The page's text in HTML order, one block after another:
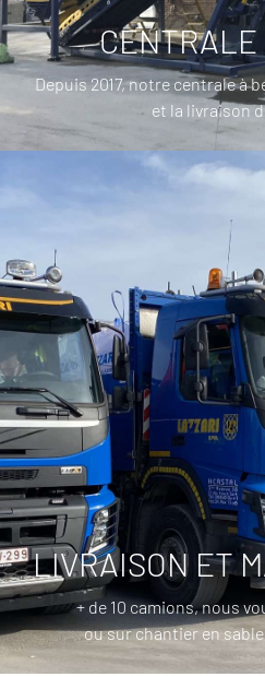
CENTRALE
Depuis 2017, notre centrale à
et la livraison
LIVRAISON ET
+ de 10 camions, nous
ou sur chantier en